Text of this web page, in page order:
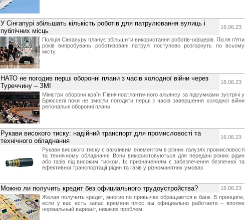
У Сінгапурі збільшать кількість роботів для патрулювання вулиць і
публічних місць
16.06.23
Поліція Сінгапуру планує збільшити використання роботів-офіцерів. Після п'яти
років випробувань роботизовані патрулі поступово розгорнуть по всьому
місту.
НАТО не погодив перші оборонні плани з часів холодної війни через
Туреччину – ЗМІ
16.06.23
Міністри оборони країн Північноатлантичного альянсу за підсумками зустрічі у
Брюсселі поки не змогли погодити перші з часів завершення холодної війни
регіональні оборонні плани.
Рукави високого тиску: надійний транспорт для промисловості та
технічного обладнання
16.06.23
Рукави високого тиску є важливим елементом в різних галузях промисловості
та технічному обладнанні. Вони використовуються для передачі різних рідин
або газів під високим тиском. Їх призначенням є забезпечення безпечної та
ефективної транспортації рідин та газів у різноманітних умовах.
Можно ли получить кредит без официального трудоустройства?
16.06.23
Желая получить кредит, многие по привычке обращаются в банк. В принципе,
если у вас есть запас времени плюс вы официально работаете – вполне
нормальный вариант, никаких проблем.